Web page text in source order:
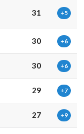
31 +5
30 +6
30 +6
29 +7
27 +9